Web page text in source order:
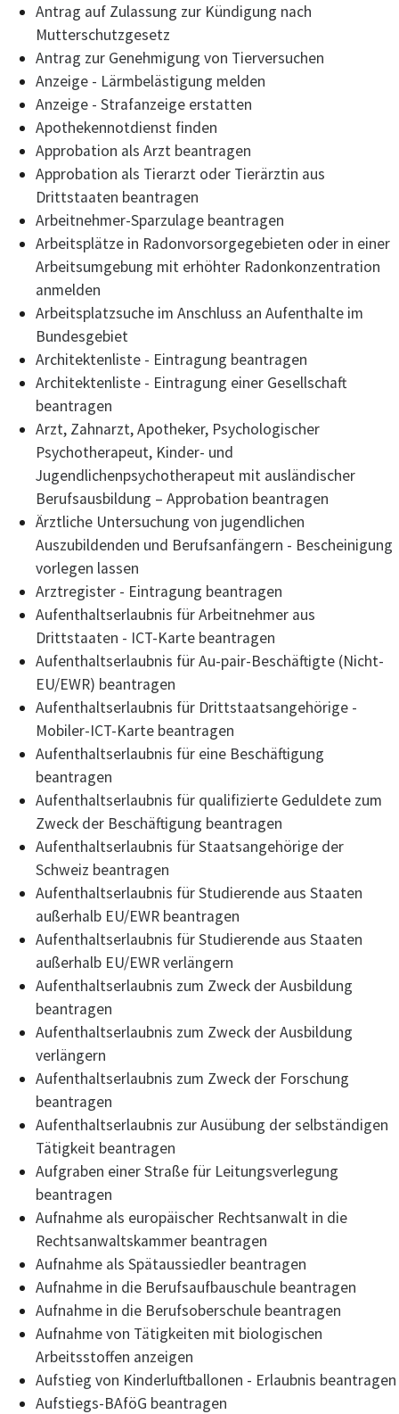
Antrag auf Zulassung zur Kündigung nach
Mutterschutzgesetz
Antrag zur Genehmigung von Tierversuchen
Anzeige - Lärmbelästigung melden
Anzeige - Strafanzeige erstatten
Apothekennotdienst finden
Approbation als Arzt beantragen
Approbation als Tierarzt oder Tierärztin aus
Drittstaaten beantragen
Arbeitnehmer-Sparzulage beantragen
Arbeitsplätze in Radonvorsorgegebieten oder in einer
Arbeitsumgebung mit erhöhter Radonkonzentration
anmelden
Arbeitsplatzsuche im Anschluss an Aufenthalte im
Bundesgebiet
Architektenliste - Eintragung beantragen
Architektenliste - Eintragung einer Gesellschaft
beantragen
Arzt, Zahnarzt, Apotheker, Psychologischer
Psychotherapeut, Kinder- und
Jugendlichenpsychotherapeut mit ausländischer
Berufsausbildung – Approbation beantragen
Ärztliche Untersuchung von jugendlichen
Auszubildenden und Berufsanfängern - Bescheinigung
vorlegen lassen
Arztregister - Eintragung beantragen
Aufenthaltserlaubnis für Arbeitnehmer aus
Drittstaaten - ICT-Karte beantragen
Aufenthaltserlaubnis für Au-pair-Beschäftigte (Nicht-
EU/EWR) beantragen
Aufenthaltserlaubnis für Drittstaatsangehörige -
Mobiler-ICT-Karte beantragen
Aufenthaltserlaubnis für eine Beschäftigung
beantragen
Aufenthaltserlaubnis für qualifizierte Geduldete zum
Zweck der Beschäftigung beantragen
Aufenthaltserlaubnis für Staatsangehörige der
Schweiz beantragen
Aufenthaltserlaubnis für Studierende aus Staaten
außerhalb EU/EWR beantragen
Aufenthaltserlaubnis für Studierende aus Staaten
außerhalb EU/EWR verlängern
Aufenthaltserlaubnis zum Zweck der Ausbildung
beantragen
Aufenthaltserlaubnis zum Zweck der Ausbildung
verlängern
Aufenthaltserlaubnis zum Zweck der Forschung
beantragen
Aufenthaltserlaubnis zur Ausübung der selbständigen
Tätigkeit beantragen
Aufgraben einer Straße für Leitungsverlegung
beantragen
Aufnahme als europäischer Rechtsanwalt in die
Rechtsanwaltskammer beantragen
Aufnahme als Spätaussiedler beantragen
Aufnahme in die Berufsaufbauschule beantragen
Aufnahme in die Berufsoberschule beantragen
Aufnahme von Tätigkeiten mit biologischen
Arbeitsstoffen anzeigen
Aufstieg von Kinderluftballonen - Erlaubnis beantragen
Aufstiegs-BAföG beantragen